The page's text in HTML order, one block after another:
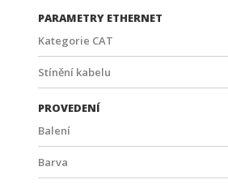
PARAMETRY ETHERNET
Kategorie CAT
Stínění kabelu
PROVEDENÍ
Balení
Barva